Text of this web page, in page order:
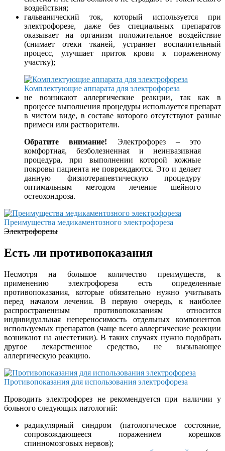
воздействия;
гальванический ток, который используется при
электрофорезе, даже без специальных препаратов
оказывает на организм положительное воздействие
(снимает отеки тканей, устраняет воспалительный
процесс, улучшает приток крови к пораженному
участку);
Комплектующие аппарата для электрофореза
не возникают аллергические реакции, так как в
процессе выполнения процедуры используется препарат
в чистом виде, в составе которого отсутствуют разные
примеси или растворители.
Обратите внимание! Электрофорез – это
комфортная, безболезненная и неинвазивная
процедура, при выполнении которой кожные
покровы пациента не повреждаются. Это и делает
данную физиотерапевтическую процедуру
оптимальным методом лечение шейного
остеохондроза.
Преимущества медикаментозного электрофореза
Электрофорезы
Есть ли противопоказания
Несмотря на большое количество преимуществ, к
применению электрофореза есть определенные
противопоказания, которые обязательно нужно учитывать
перед началом лечения. В первую очередь, к наиболее
распространенным противопоказаниям относится
индивидуальная непереносимость отдельных компонентов
используемых препаратов (чаще всего аллергические реакции
возникают на анестетики). В таких случаях нужно подобрать
другое лекарственное средство, не вызывающее
аллергическую реакцию.
Противопоказания для использования электрофореза
Проводить электрофорез не рекомендуется при наличии у
больного следующих патологий:
радикулярный синдром (патологическое состояние,
сопровождающееся поражением корешков
спинномозговых нервов);